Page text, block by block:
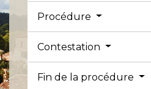
Procédure
Contestation
Fin de la procédure